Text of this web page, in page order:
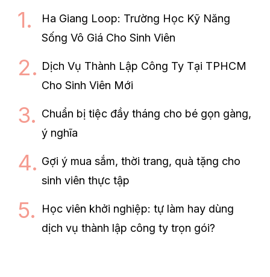
Ha Giang Loop: Trường Học Kỹ Năng
Sống Vô Giá Cho Sinh Viên
Dịch Vụ Thành Lập Công Ty Tại TPHCM
Cho Sinh Viên Mới
Chuẩn bị tiệc đầy tháng cho bé gọn gàng,
ý nghĩa
Gợi ý mua sắm, thời trang, quà tặng cho
sinh viên thực tập
Học viên khởi nghiệp: tự làm hay dùng
dịch vụ thành lập công ty trọn gói?